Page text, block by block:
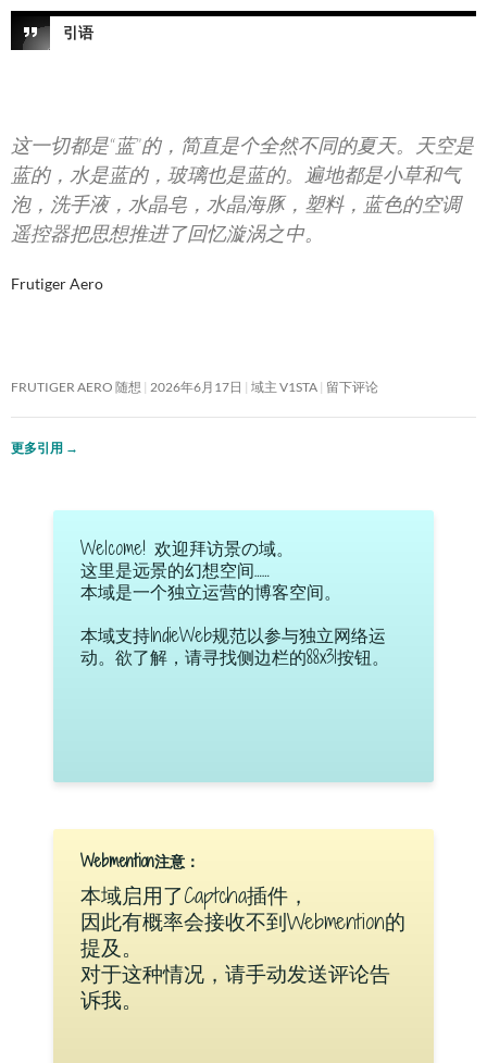
引语
这一切都是“蓝”的，简直是个全然不同的夏天。天空是
蓝的，水是蓝的，玻璃也是蓝的。遍地都是小草和气
泡，洗手液，水晶皂，水晶海豚，塑料，蓝色的空调
遥控器把思想推进了回忆漩涡之中。
Frutiger Aero
FRUTIGER AERO 随想 2026年6月17日 域主 V1STA 留下评论
更多引用 →
Welcome! 欢迎拜访景の域。
这里是远景的幻想空间……
本域是一个独立运营的博客空间。
本域支持IndieWeb规范以参与独立网络运
动。欲了解，请寻找侧边栏的88x31按钮。
Webmention注意：
本域启用了Captcha插件，
因此有概率会接收不到Webmention的
提及。
对于这种情况，请手动发送评论告
诉我。